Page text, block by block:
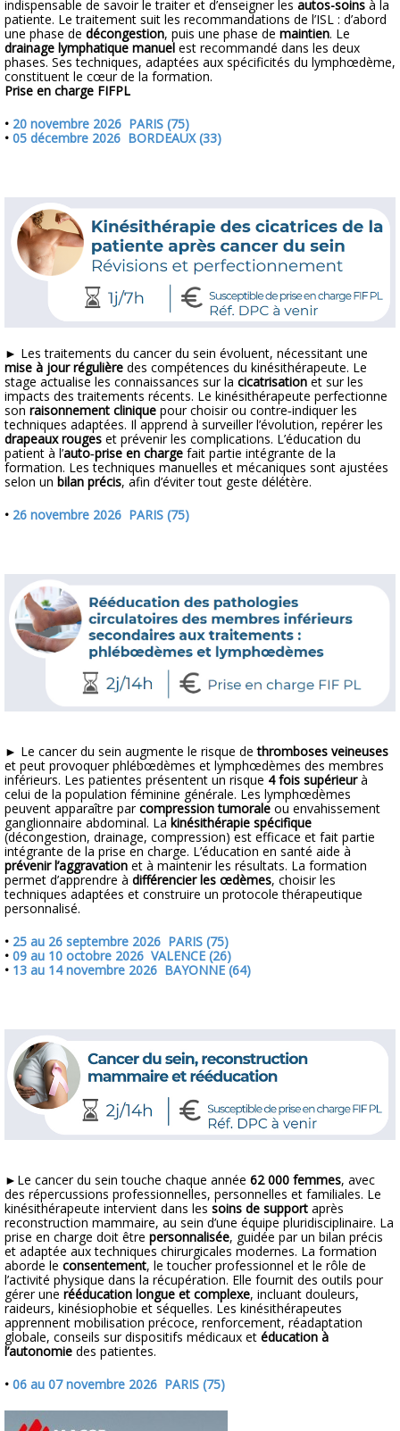
indispensable de savoir le traiter et d’enseigner les autos-soins à la
patiente. Le traitement suit les recommandations de l’ISL : d’abord
une phase de décongestion, puis une phase de maintien. Le
drainage lymphatique manuel est recommandé dans les deux
phases. Ses techniques, adaptées aux spécificités du lymphœdème,
constituent le cœur de la formation.
Prise en charge FIFPL
• 20 novembre 2026 PARIS (75)
• 05 décembre 2026 BORDEAUX (33)
► Les traitements du cancer du sein évoluent, nécessitant une
mise à jour régulière des compétences du kinésithérapeute. Le
stage actualise les connaissances sur la cicatrisation et sur les
impacts des traitements récents. Le kinésithérapeute perfectionne
son raisonnement clinique pour choisir ou contre‑indiquer les
techniques adaptées. Il apprend à surveiller l’évolution, repérer les
drapeaux rouges et prévenir les complications. L’éducation du
patient à l’auto‑prise en charge fait partie intégrante de la
formation. Les techniques manuelles et mécaniques sont ajustées
selon un bilan précis, afin d’éviter tout geste délétère.
• 26 novembre 2026 PARIS (75)
► Le cancer du sein augmente le risque dethromboses veineuses
et peut provoquer phlébœdèmes et lymphœdèmes des membres
inférieurs. Les patientes présentent un risque 4 fois supérieurà
celui de la population féminine générale. Les lymphœdèmes
peuvent apparaître parcompression tumorale ou envahissement
ganglionnaire abdominal. La kinésithérapie spécifique
(décongestion, drainage, compression) est efficace et fait partie
intégrante de la prise en charge. L’éducation en santé aide à
prévenir l’aggravation et à maintenir les résultats. La formation
permet d’apprendre à différencier les œdèmes, choisir les
techniques adaptées et construire un protocole thérapeutique
personnalisé.
• 25 au 26 septembre 2026 PARIS (75)
• 09 au 10 octobre 2026 VALENCE (26)
• 13 au 14 novembre 2026 BAYONNE (64)
► Le cancer du sein touche chaque année 62 000 femmes, avec
des répercussions professionnelles, personnelles et familiales. Le
kinésithérapeute intervient dans les soins de support après
reconstruction mammaire, au sein d’une équipe pluridisciplinaire. La
prise en charge doit être personnalisée, guidée par un bilan précis
et adaptée aux techniques chirurgicales modernes. La formation
aborde le consentement, le toucher professionnel et le rôle de
l’activité physique dans la récupération. Elle fournit des outils pour
gérer une rééducation longue et complexe, incluant douleurs,
raideurs, kinésiophobie et séquelles. Les kinésithérapeutes
apprennent mobilisation précoce, renforcement, réadaptation
globale, conseils sur dispositifs médicaux et éducation à
l’autonomie des patientes.
• 06 au 07 novembre 2026 PARIS (75)